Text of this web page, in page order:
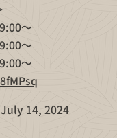
～
～
～
July 14, 2024